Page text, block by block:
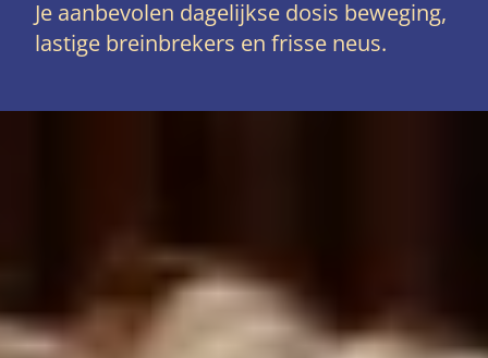
Je aanbevolen dagelijkse dosis beweging,
lastige breinbrekers en frisse neus.